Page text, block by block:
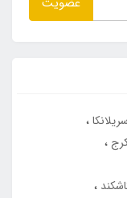
سریلانکا